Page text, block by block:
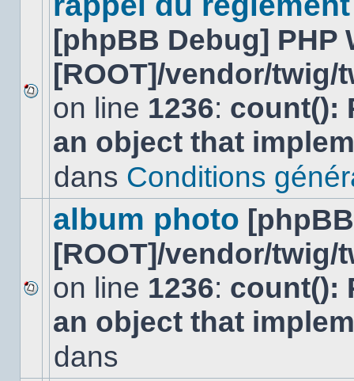
Aucun
nouveau
message
non-
dans
[phpBB Debug] PHP
[ROOT]/vendor/
on line 1236: count():
an object that
dans Conditions
Aucun
nouveau
message
album photo
[ROOT]/vendor/
on line 1236: count():
an object that
dans